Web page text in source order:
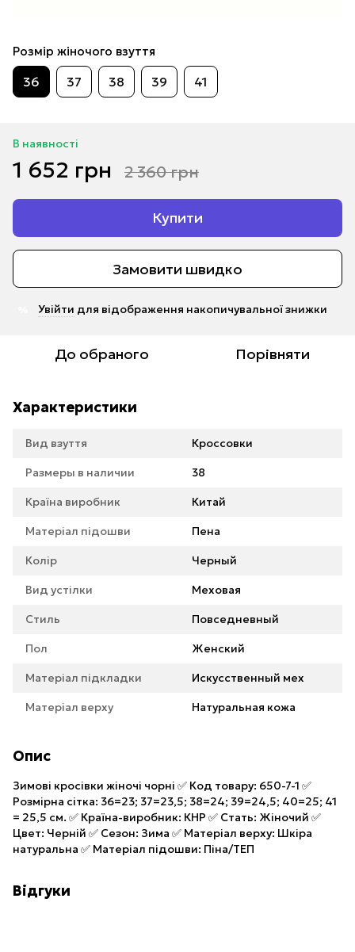
Розмір жіночого взуття
36 37 38 39 41
В наявності
1 652 грн 2 360 грн
Купити
Замовити швидко
Увійти для відображення накопичувальної знижки
До обраного Порівняти
Характеристики
Вид взуття Кроссовки
Размеры в наличии 38
Країна виробник Китай
Матеріал підошви Пена
Колір Черный
Вид устілки Меховая
Стиль Повседневный
Пол Женский
Матеріал підкладки Искусственный мех
Матеріал верху Натуральная кожа
Опис
Зимові кросівки жіночі чорні ✅ Код товару: 650-7-1 ✅
Розмірна сітка: 36=23; 37=23,5; 38=24; 39=24,5; 40=25; 41
= 25,5 см. ✅ Країна-виробник: КНР ✅ Стать: Жіночий ✅
Цвет: Черній ✅ Сезон: Зима ✅ Матеріал верху: Шкіра
натуральна ✅ Матеріал підошви: Піна/ТЕП
Відгуки